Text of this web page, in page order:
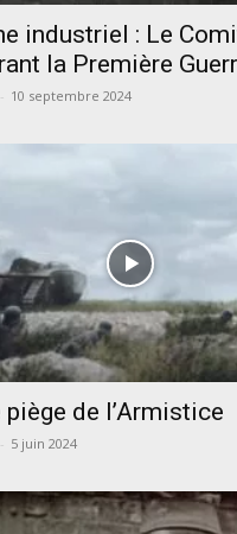
industriel : Le
la Première
- 10 septembre 2024
de l’Armistice
- 5 juin 2024